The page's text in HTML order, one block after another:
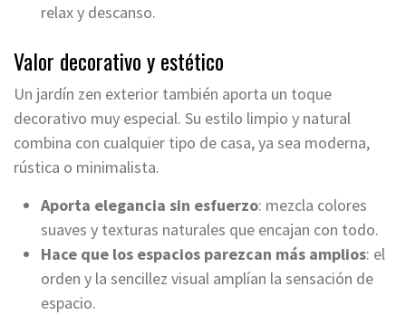
relax y descanso.
Valor decorativo y estético
Un jardín zen exterior también aporta un toque
decorativo muy especial. Su estilo limpio y natural
combina con cualquier tipo de casa, ya sea moderna,
rústica o minimalista.
Aporta elegancia sin esfuerzo: mezcla colores
suaves y texturas naturales que encajan con todo.
Hace que los espacios parezcan más amplios: el
orden y la sencillez visual amplían la sensación de
espacio.